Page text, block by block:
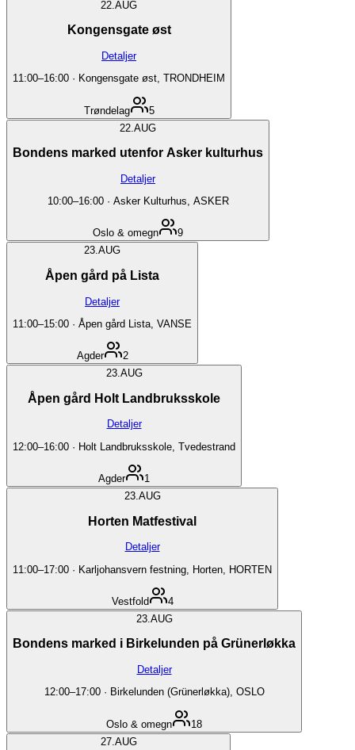
22. AUG
Kongensgate øst
Detaljer
11:00–16:00 · Kongensgate øst, TRONDHEIM
Trøndelag
5
22. AUG
Bondens marked utenfor Asker kulturhus
Detaljer
10:00–16:00· Asker Kulturhus, ASKER
Oslo & omegn
9
23.AUG
Åpen gård på Lista
Detaljer
11:00–15:00 · Åpen gård Lista, VANSE
Agder
2
23.AUG
Åpen gård Holt Landbruksskole
Detaljer
12:00–16:00 · Holt Landbruksskole, Tvedestrand
Agder
1
23.AUG
Horten Matfestival
Detaljer
11:00–17:00 · Karljohansvern festning, Horten, HORTEN
Vestfold
4
23. AUG
Bondens marked i Birkelunden på Grünerløkka
Detaljer
12:00–17:00· Birkelunden (Grünerløkka), OSLO
Oslo & omegn
18
27. AUG